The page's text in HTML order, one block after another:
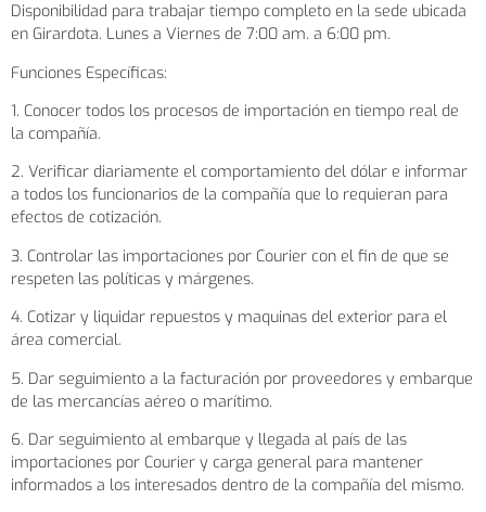
Disponibilidad para trabajar tiempo completo en la sede ubicada
en Girardota. Lunes a Viernes de 7:00 am. a 6:00 pm.
Funciones Específicas:
1. Conocer todos los procesos de importación en tiempo real de
la compañía.
2. Verificar diariamente el comportamiento del dólar e informar
a todos los funcionarios de la compañía que lo requieran para
efectos de cotización.
3. Controlar las importaciones por Courier con el fin de que se
respeten las políticas y márgenes.
4. Cotizar y liquidar repuestos y maquinas del exterior para el
área comercial.
5. Dar seguimiento a la facturación por proveedores y embarque
de las mercancías aéreo o marítimo.
6. Dar seguimiento al embarque y llegada al país de las
importaciones por Courier y carga general para mantener
informados a los interesados dentro de la compañía del mismo.